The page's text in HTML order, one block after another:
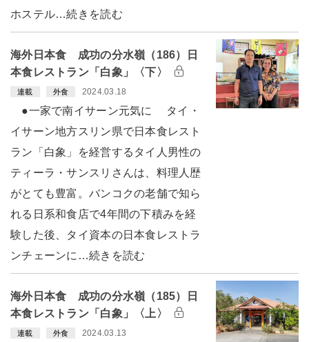
ホステル…続きを読む
海外日本食 成功の分水嶺（186）日
本食レストラン「白象」〈下〉
連載 外食 2024.03.18
●一家で南イサーン元気に タイ・
イサーン地方スリン県で日本食レスト
ラン「白象」を経営するタイ人男性の
ティーラ・サンスリさんは、料理人歴
がとても豊富。バンコクの老舗で知ら
れる日系和食店で4年間の下積みを経
験した後、タイ資本の日本食レストラ
ンチェーンに…続きを読む
海外日本食 成功の分水嶺（185）日
本食レストラン「白象」〈上〉
連載 外食 2024.03.13